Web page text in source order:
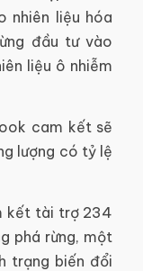
nhiên liệu hóa
đầu tư vào
liệu ô nhiễm
cam kết sẽ
lượng có tỷ lệ
kết tài trợ 234
phá rừng, một
trạng biến đổi